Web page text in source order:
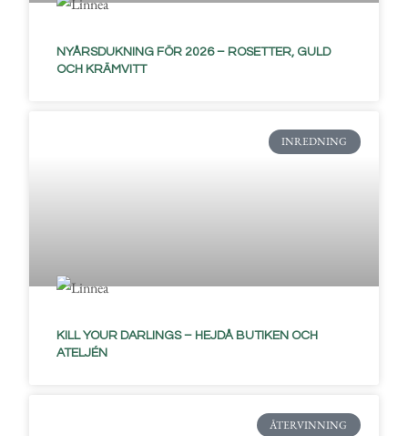
NYÅRSDUKNING FÖR 2026 – ROSETTER, GULD
OCH KRÄMVITT
INREDNING
KILL YOUR DARLINGS – HEJDÅ BUTIKEN OCH
ATELJÉN
ÅTERVINNING